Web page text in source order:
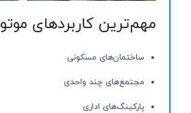
مهم‌ترین کاربردهای
ساختمان‌های مسکونی
مجتمع‌های چند واحدی
پارکینگ‌های اداری